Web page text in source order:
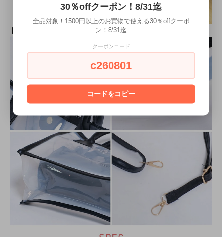
30％offクーポン！8/31迄
全品対象！1500円以上のお買物で使える30％offクーポ
ン！8/31迄
クーポンコード
c260801
コードをコピー